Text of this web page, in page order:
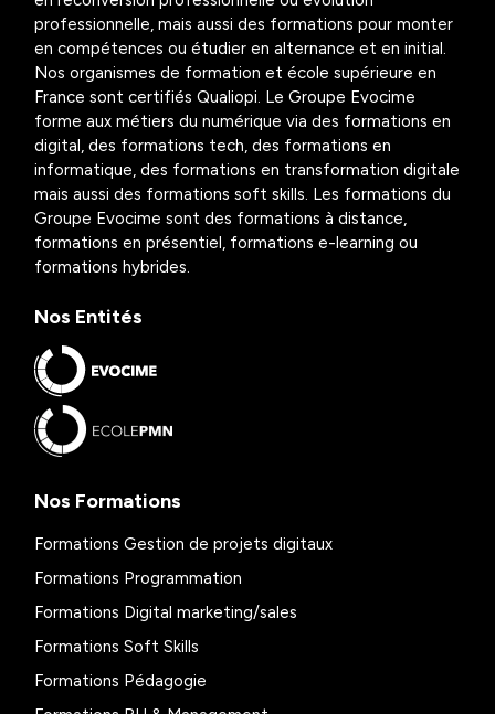
professionnelle, mais aussi des formations pour monter
en compétences ou étudier en alternance et en initial.
Nos organismes de formation et école supérieure en
France sont certifiés Qualiopi. Le Groupe Evocime
forme aux métiers du numérique via des formations en
digital, des formations tech, des formations en
informatique, des formations en transformation digitale
mais aussi des formations soft skills. Les formations du
Groupe Evocime sont des formations à distance,
formations en présentiel, formations e-learning ou
formations hybrides.
Nos Entités
Nos Formations
Formations Gestion de projets digitaux
Formations Programmation
Formations Digital marketing/sales
Formations Soft Skills
Formations Pédagogie